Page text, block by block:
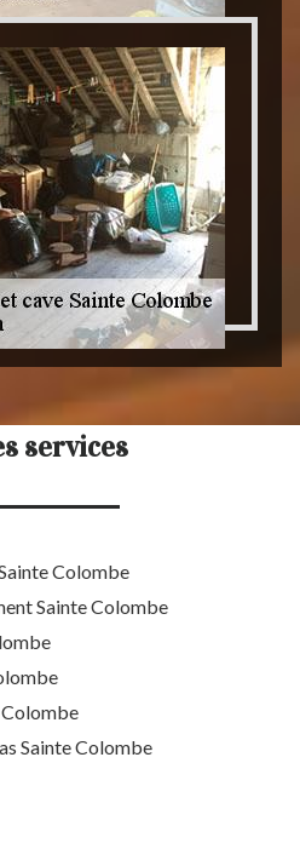
services
Colombe
Sainte Colombe
Sainte Colombe